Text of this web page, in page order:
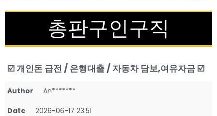
총판구인구직
☑️ 개인돈 급전 / 은행대출 / 자동차 담보,여유자금 ☑️
Author An*******
Date 2026-06-17 23:51